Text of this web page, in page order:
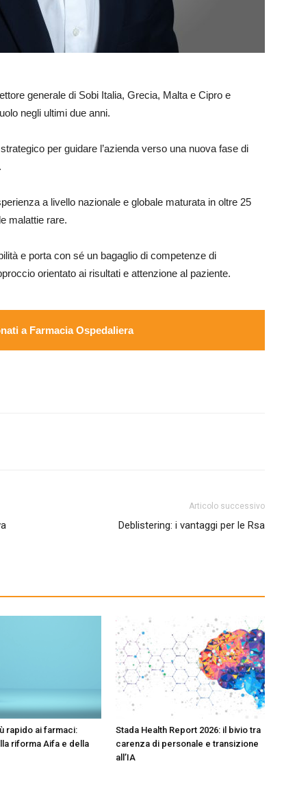
generale di Sobi Italia, Grecia, Malta e Cipro e
negli ultimi due anni.
per guidare l’azienda verso una nuova fase di
a livello nazionale e globale maturata in oltre 25
malattie rare.
e porta con sé un bagaglio di competenze di
orientato ai risultati e attenzione al paziente.
a Farmacia Ospedaliera
Articolo successivo
Deblistering: i vantaggi per le Rsa
rapido ai farmaci:
riforma Aifa e della
Stada Health Report 2026: il bivio tra
carenza di personale e transizione
all’IA